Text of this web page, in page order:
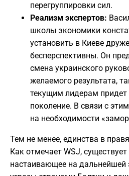
перегруппировки сил.
Реализм экспертов:
школы экономики
установить в Киеве
бесперспективны. Он
смена украинского
желаемого результата,
текущим лидерам придет
поколение. В связи с
на необходимости
​Тем не менее, единства в
Как отмечает WSJ,
настаивающее на дальнейшей